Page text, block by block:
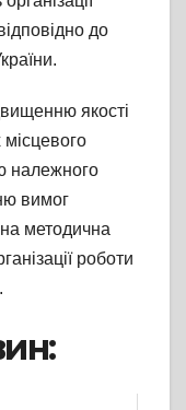
до
якості
належного
вимог
методична
роботи